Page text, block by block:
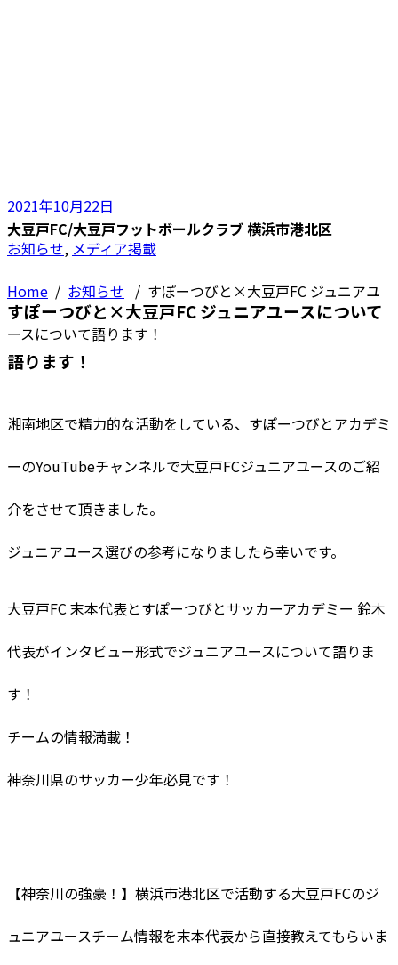
大豆戸FC/大豆戸フットボールクラブ 横浜市港北区
Home / お知らせ / すぽーつびと×大豆戸FC ジュニアユ
ースについて語ります！
2021年10月22日
お知らせ, メディア掲載
すぽーつびと×大豆戸FC ジュニアユースについて
語ります！
湘南地区で精力的な活動をしている、すぽーつびとアカデミ
ーのYouTubeチャンネルで大豆戸FCジュニアユースのご紹
介をさせて頂きました。
ジュニアユース選びの参考になりましたら幸いです。
大豆戸FC 末本代表とすぽーつびとサッカーアカデミー 鈴木
代表がインタビュー形式でジュニアユースについて語りま
す！
チームの情報満載！
神奈川県のサッカー少年必見です！
【神奈川の強豪！】横浜市港北区で活動する大豆戸FCのジ
ュニアユースチーム情報を末本代表から直接教えてもらいま